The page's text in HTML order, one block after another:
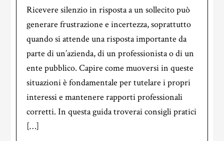
Ricevere silenzio in risposta a un sollecito può
generare frustrazione e incertezza, soprattutto
quando si attende una risposta importante da
parte di un’azienda, di un professionista o di un
ente pubblico. Capire come muoversi in queste
situazioni è fondamentale per tutelare i propri
interessi e mantenere rapporti professionali
corretti. In questa guida troverai consigli pratici
[…]